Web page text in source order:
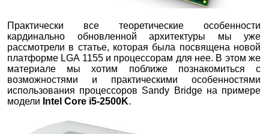
Практически все теоретические особенности
кардинально обновленной архитектуры мы уже
рассмотрели в статье, которая была посвящена новой
платформе LGA 1155 и процессорам для нее. В этом же
материале мы хотим поближе познакомиться с
возможностями и практическими особенностями
использования процессоров Sandy Bridge на примере
модели Intel Core i5-2500K.